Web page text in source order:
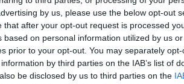
by us, please use the below opt-out
after your opt-out request is processed
on personal information utilized by us
prior to your opt-out. You may separately
by third parties on the IAB’s list of
be disclosed by us to third parties on the
περίπου μεταξύ 16 και 21
θερμοκρασία από το
καλός και ξεκούραστος ύπνος
για τη διαδικασία «επιδιόρθωσης»